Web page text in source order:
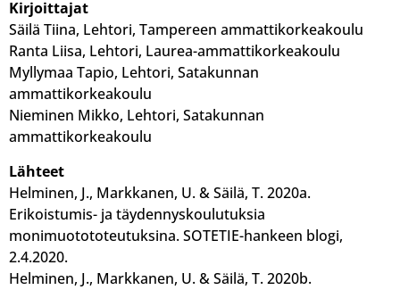
Kirjoittajat
Säilä Tiina, Lehtori, Tampereen ammattikorkeakoulu
Ranta Liisa, Lehtori, Laurea-ammattikorkeakoulu
Myllymaa Tapio, Lehtori, Satakunnan
ammattikorkeakoulu
Nieminen Mikko, Lehtori, Satakunnan
ammattikorkeakoulu
Lähteet
Helminen, J., Markkanen, U. & Säilä, T. 2020a.
Erikoistumis- ja täydennyskoulutuksia
monimuotototeutuksina. SOTETIE-hankeen blogi,
2.4.2020.
Helminen, J., Markkanen, U. & Säilä, T. 2020b.